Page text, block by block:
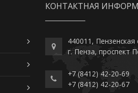
КОНТАКТНАЯ
440011, Пензенская
г. Пенза, проспект
+7 (8412) 42-20-69
+7 (8412) 42-20-67